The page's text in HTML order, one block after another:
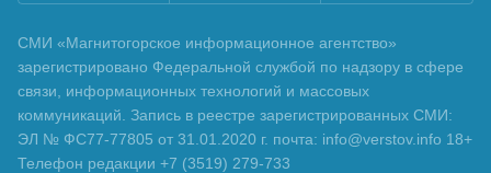
СМИ «Магнитогорское информационное агентство»
зарегистрировано Федеральной службой по надзору в сфере
связи, информационных технологий и массовых
коммуникаций. Запись в реестре зарегистрированных СМИ:
ЭЛ № ФС77-77805 от 31.01.2020 г. почта: info@verstov.info 18+
Телефон редакции +7 (3519) 279-733